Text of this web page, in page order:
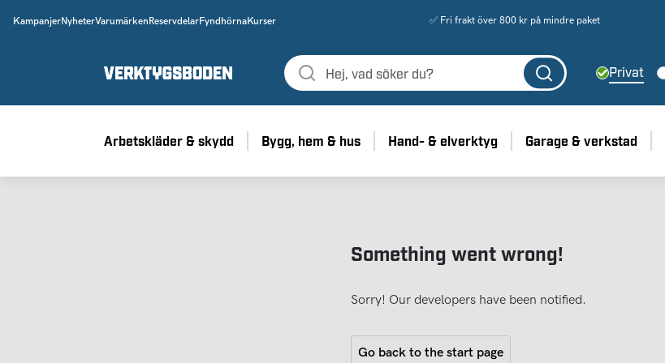
KampanjerNyheterVarumärken ReservdelarFyndhörnaKurser ✅ Fri frakt över 800 kr på mindre paket
Privat
Arbetskläder & skydd Bygg, hem & hus Hand- & elverktyg Garage & verkstad
Something went wrong!
Sorry! Our developers have been notified.
Go back to the start page